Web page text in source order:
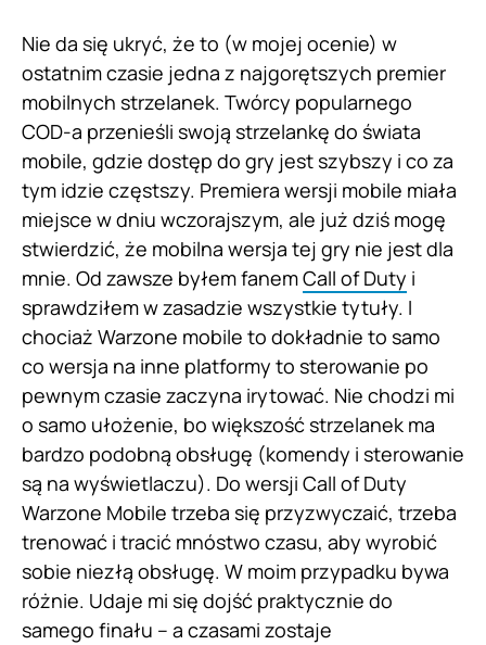
Nie da się ukryć, że to (w mojej ocenie) w
ostatnim czasie jedna z najgorętszych premier
mobilnych strzelanek. Twórcy popularnego
COD-a przenieśli swoją strzelankę do świata
mobile, gdzie dostęp do gry jest szybszy i co za
tym idzie częstszy. Premiera wersji mobile miała
miejsce w dniu wczorajszym, ale już dziś mogę
stwierdzić, że mobilna wersja tej gry nie jest dla
mnie. Od zawsze byłem fanemCall of Duty i
sprawdziłem w zasadzie wszystkie tytuły. I
chociaż Warzone mobile to dokładnie to samo
co wersja na inne platformy to sterowanie po
pewnym czasie zaczyna irytować. Nie chodzi mi
o samo ułożenie, bo większość strzelanek ma
bardzo podobną obsługę (komendy i sterowanie
są na wyświetlaczu). Do wersji Call of Duty
Warzone Mobile trzeba się przyzwyczaić, trzeba
trenować i tracić mnóstwo czasu, aby wyrobić
sobie niezłą obsługę. W moim przypadku bywa
różnie. Udaje mi się dojść praktycznie do
samego finału – a czasami zostaje